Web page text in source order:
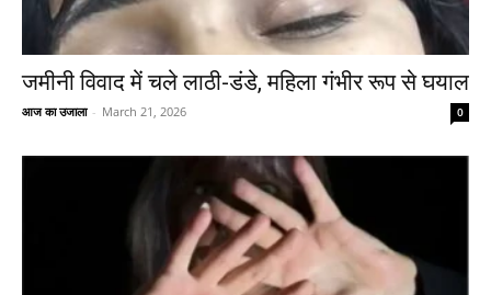
जमीनी विवाद में चले लाठी-डंडे, महिला गंभीर रूप से घयाल
आज का उजाला - March 21, 2026 0